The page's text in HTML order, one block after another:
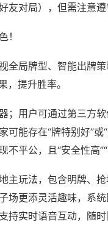
友对局），但需注意遵
！
全局牌型、智能出牌
，提升胜率。
；用户可通过第三方软
可能存在“牌特别好”
平公，且“安全性高”“
主玩法，包含明牌、
场更添灵活趣味，系
持实时语音互动，随